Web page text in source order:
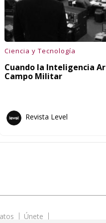
Ciencia y Tecnología
Cuando la Inteligencia
Campo Militar
Revista Level
Únete